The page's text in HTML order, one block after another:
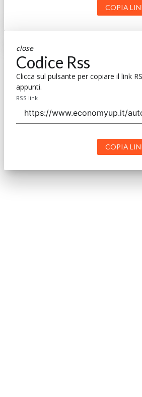
COPIA
close
Codice Rss
Clicca sul pulsante per copiare il link
appunti.
RSS link
COPIA